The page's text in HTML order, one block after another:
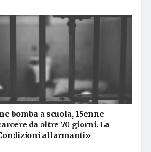
bomba a scuola, 15enne
da oltre 70 giorni. La
allarmanti»